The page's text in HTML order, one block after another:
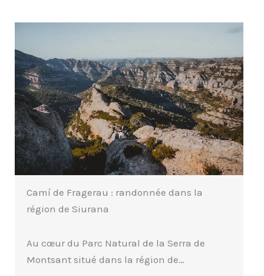
Ermitage Mare de Déu de la Roca :
randonnée à Tarragone
Perché tout en haut d’un rocher de couleur
ocre rouge, l’ermitage de la Mare de…